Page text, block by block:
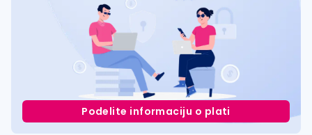
Podelite informaciju o plati